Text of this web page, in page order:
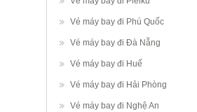
Vé máy bay đi Phú Quốc
Vé máy bay đi Đà Nẵng
Vé máy bay đi Huế
Vé máy bay đi Hải Phòng
Vé máy bay đi Nghệ An